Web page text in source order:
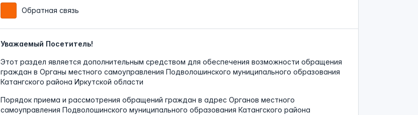
Обратная связь
Уважаемый Посетитель!
Этот раздел является дополнительным средством для обеспечения возможности обращения
граждан в Органы местного самоуправления Подволошинского муниципального образования
Катангского района Иркутской области
Порядок приема и рассмотрения обращений граждан в адрес Органов местного
самоуправления Подволошинского муниципального образования Катангского района